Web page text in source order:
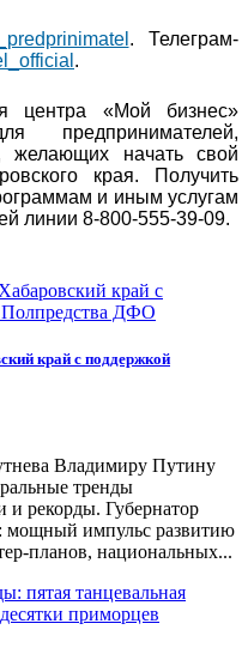
. Телеграм-
.
центра «Мой бизнес»
предпринимателей,
желающих начать свой
края. Получить
и иным услугам
линии 8-800-555-39-09.
край с поддержкой
Владимиру Путину
тренды
и рекорды. Губернатор
мощный импульс развитию
планов, национальных...